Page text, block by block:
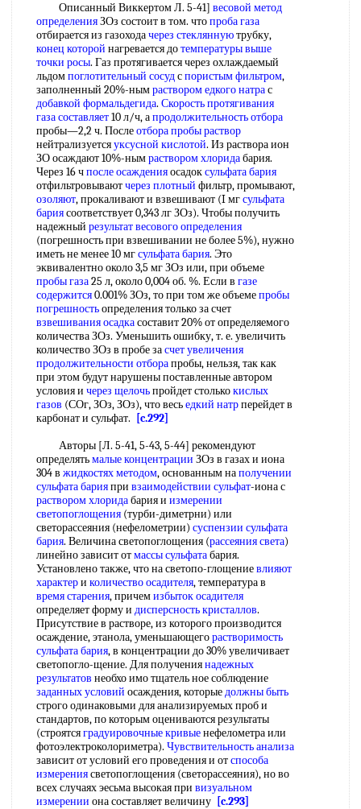
Описанный Виккертом Л. 5-41] весовой метод
определенияЗОз состоит в том. чтопроба газа
отбирается из газоходачерез стекляннуютрубку,
конец которой нагревается дотемпературы выше
точки росы. Газ протягивается через охлаждаемый
льдомпоглотительный сосудспористым фильтром,
заполненный 20%-нымраствором едкого натрас
добавкой формальдегида. Скорость протягивания
газа составляет10 л/ч, апродолжительность отбора
пробы—2,2 ч. Послеотбора пробы раствор
нейтрализуетсяуксусной кислотой. Из раствора ион
ЗО осаждают 10%-нымраствором хлоридабария.
Через 16 чпосле осажденияосадоксульфата бария
отфильтровываютчерез плотный фильтр, промывают,
озоляют, прокаливают и взвешивают (I мгсульфата
бариясоответствует 0,343 лг ЗОз). Чтобы получить
надежный результат весового определения
(погрешность при взвешивании не более 5%), нужно
иметь не менее 10 мгсульфата бария. Это
эквивалентно около 3,5 мг ЗОз или, при объеме
пробы газа25 л, около 0,004 об. %. Если в газе
содержится0.001% ЗОз, то при том же объемепробы
погрешностьопределения только за счет
взвешивания осадкасоставит 20% от определяемого
количества ЗОз. Уменьшить ошибку, т. е. увеличить
количество ЗОз в пробе засчет увеличения
продолжительности отборапробы, нельзя, так как
при этом будут нарушены поставленные автором
условия и через щелочьпройдет столькокислых
газов (СОг, ЗОз, ЗОз), что весьедкий натрперейдет в
карбонат и сульфат.
[c.292]
Авторы [Л. 5-41, 5-43, 5-44] рекомендуют
определятьмалые концентрации ЗОз в газах и иона
304 в жидкостях методом, основанным наполучении
сульфата барияпри взаимодействии сульфат-иона с
раствором хлоридабария и измерении
светопоглощения (турби-диметрни) или
светорассеяния (нефелометрии) суспензии сульфата
бария. Величина светопоглощения (рассеяния света)
линейно зависит отмассы сульфатабария.
Установлено также, что на светопо-глощениевлияют
характери количество осадителя, температура в
время старения, причемизбыток осадителя
определяет форму и дисперсность кристаллов.
Присутствие в растворе, из которого производится
осаждение, этанола, уменьшающегорастворимость
сульфата бария, в концентрации до 30% увеличивает
светопогло-щение. Для получениянадежных
результатов необхо имо тщатель ное соблюдение
заданных условий осаждения, которыедолжны быть
строго одинаковыми для анализируемых проб и
стандартов, по которым оцениваются результаты
(строятсяградуировочные кривыенефелометра или
фотоэлектроколориметра). Чувствительность анализа
зависит от условий его проведения и отспособа
измерениясветопоглощения (светорассеяния), но во
всех случаях эесьма высокая при визуальном
измерении она составляет величину [c.293]